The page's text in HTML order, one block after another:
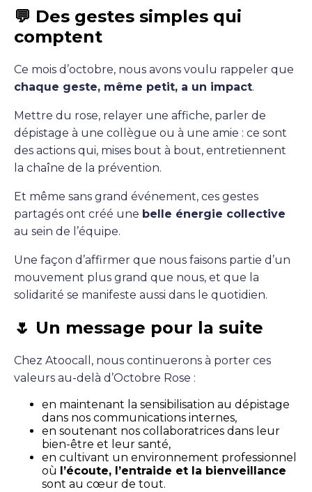
💬 Des gestes simples qui
comptent
Ce mois d’octobre, nous avons voulu rappeler que
chaque geste, même petit, a un impact.
Mettre du rose, relayer une affiche, parler de
dépistage à une collègue ou à une amie : ce sont
des actions qui, mises bout à bout, entretiennent
la chaîne de la prévention.
Et même sans grand événement, ces gestes
partagés ont créé une belle énergie collective
au sein de l’équipe.
Une façon d’affirmer que nous faisons partie d’un
mouvement plus grand que nous, et que la
solidarité se manifeste aussi dans le quotidien.
🌷 Un message pour la suite
Chez Atoocall, nous continuerons à porter ces
valeurs au-delà d’Octobre Rose :
en maintenant la sensibilisation au dépistage
dans nos communications internes,
en soutenant nos collaboratrices dans leur
bien-être et leur santé,
en cultivant un environnement professionnel
où
l’écoute, l’entraide et la bienveillance
sont au cœur de tout.